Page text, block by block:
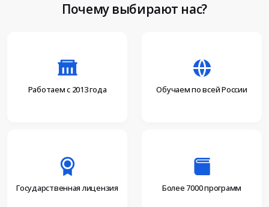
Почему выбирают нас?
Работаем с 2013 года Обучаем по всей России
Государственная лицензия Более 7000 программ